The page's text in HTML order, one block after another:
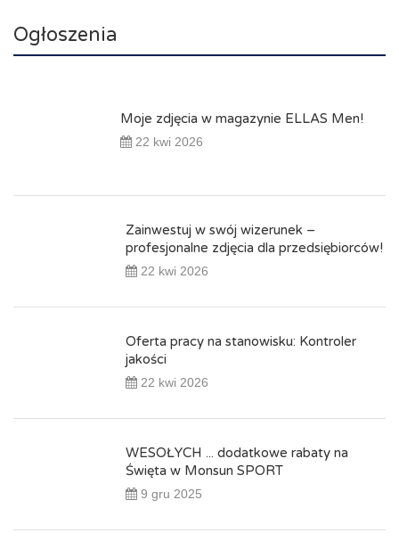
Ogłoszenia
Moje zdjęcia w magazynie ELLAS Men!
22 kwi 2026
Zainwestuj w swój wizerunek –
profesjonalne zdjęcia dla przedsiębiorców!
22 kwi 2026
Oferta pracy na stanowisku: Kontroler
jakości
22 kwi 2026
WESOŁYCH ... dodatkowe rabaty na
Święta w Monsun SPORT
9 gru 2025